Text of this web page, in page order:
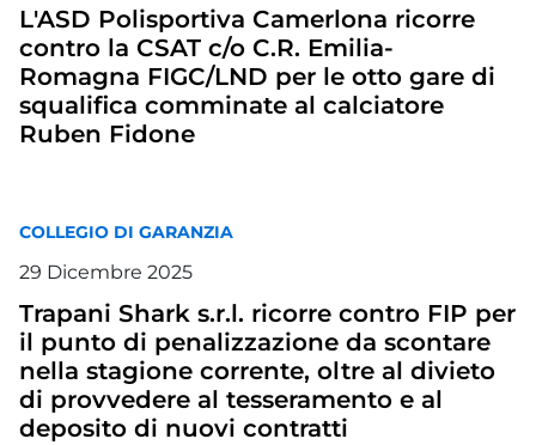
L'ASD Polisportiva Camerlona ricorre
contro la CSAT c/o C.R. Emilia-
Romagna FIGC/LND per le otto gare di
squalifica comminate al calciatore
Ruben Fidone
COLLEGIO DI GARANZIA
29 Dicembre 2025
Trapani Shark s.r.l. ricorre contro FIP per
il punto di penalizzazione da scontare
nella stagione corrente, oltre al divieto
di provvedere al tesseramento e al
deposito di nuovi contratti